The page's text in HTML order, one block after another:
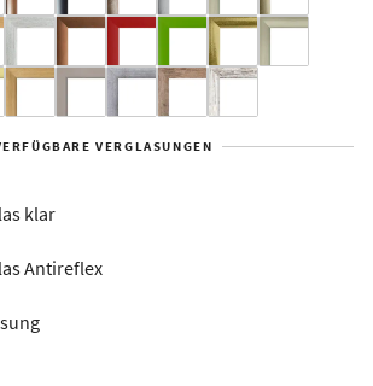
Alaska
VERGLASUNGEN
klar
Antireflex